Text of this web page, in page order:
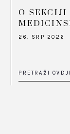
O SEKCIJI
26. SRP 2026